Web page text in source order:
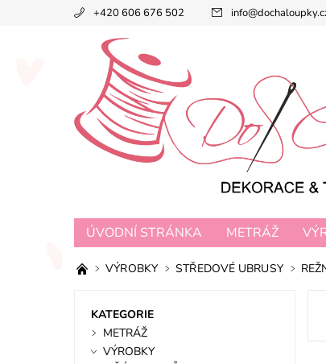
+420 606 676 502 info@
ÚVODNÍ STRÁNKA METRÁŽ
VÝROBKY STŘEDOVÉ UBRUSY
KATEGORIE
METRÁŽ
VÝROBKY